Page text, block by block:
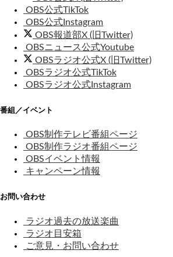
OBS公式TikTok
OBS公式Instagram
OBS報道部X (旧Twitter)
OBSニュース公式Youtube
OBSラジオ公式X (旧Twitter)
OBSラジオ公式TikTok
OBSラジオ公式Instagram
番組／イベント
OBS制作テレビ番組ページ
OBS制作ラジオ番組ページ
OBSイベント情報
キャンペーン情報
お問い合わせ
ラジオ過去の放送楽曲
ラジオ目安箱
ご意見・お問い合わせ